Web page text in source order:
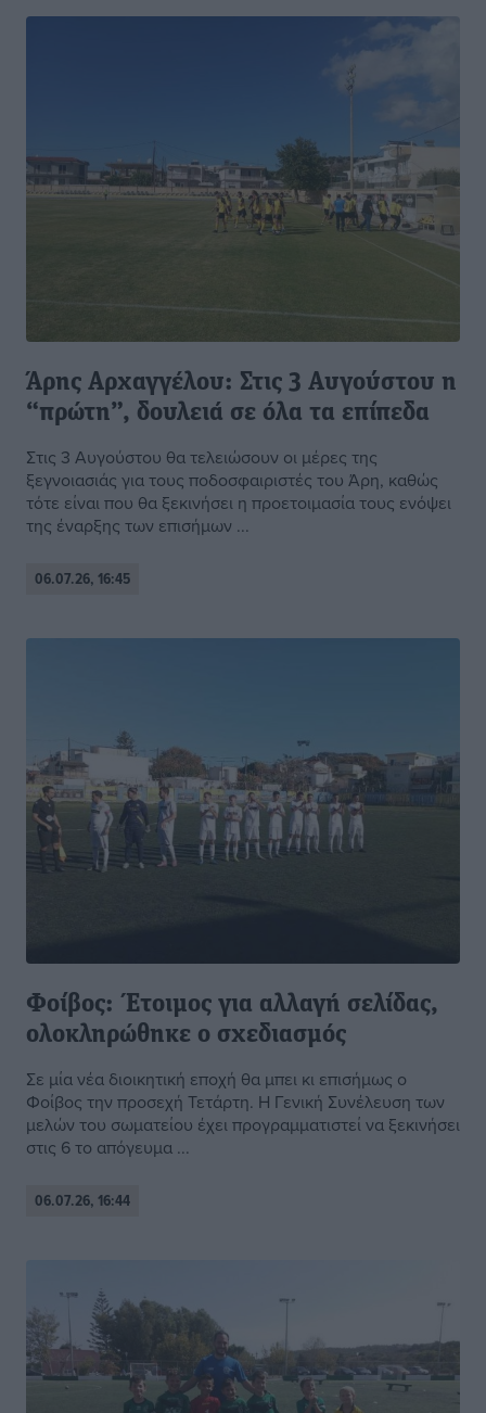
Άρης Αρχαγγέλου: Στις 3 Αυγούστου η
“πρώτη”, δουλειά σε όλα τα επίπεδα
Στις 3 Αυγούστου θα τελειώσουν οι μέρες της
ξεγνοιασιάς για τους ποδοσφαιριστές του Άρη, καθώς
τότε είναι που θα ξεκινήσει η προετοιμασία τους ενόψει
της έναρξης των επισήμων ...
06.07.26, 16:45
Φοίβος: Έτοιμος για αλλαγή σελίδας,
ολοκληρώθηκε ο σχεδιασμός
Σε μία νέα διοικητική εποχή θα μπει κι επισήμως ο
Φοίβος την προσεχή Τετάρτη. Η Γενική Συνέλευση των
μελών του σωματείου έχει προγραμματιστεί να ξεκινήσει
στις 6 το απόγευμα ...
06.07.26, 16:44